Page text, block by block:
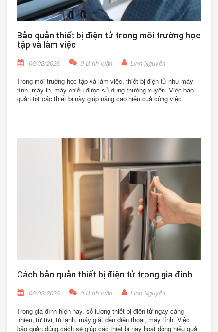
Bảo quản thiết bị điện tử trong môi trường học
tập và làm việc
06/02/2026 0 Bình luận
Linh Nguyễn
Trong môi trường học tập và làm việc, thiết bị điện tử như máy
tính, máy in, máy chiếu được sử dụng thường xuyên. Việc bảo
quản tốt các thiết bị này giúp nâng cao hiệu quả công việc.
Cách bảo quản thiết bị điện tử trong gia đình
06/02/2026 0 Bình luận
Linh Nguyễn
Trong gia đình hiện nay, số lượng thiết bị điện tử ngày càng
nhiều, từ tivi, tủ lạnh, máy giặt đến điện thoại, máy tính. Việc
bảo quản đúng cách sẽ giúp các thiết bị này hoạt động hiệu quả